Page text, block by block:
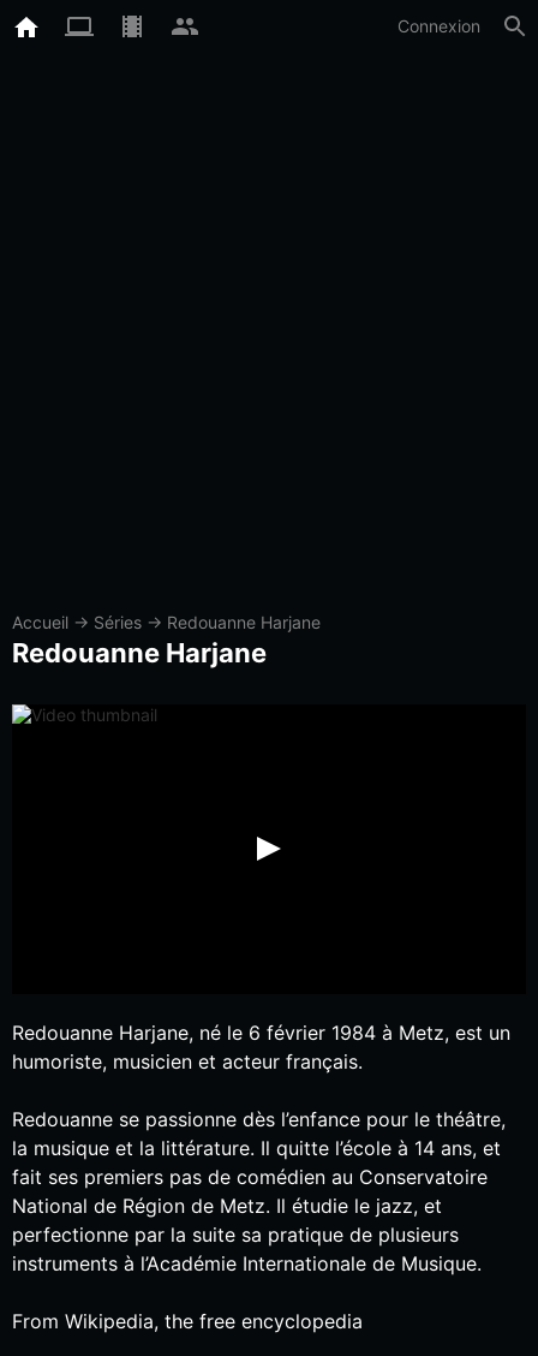
Connexion
Accueil → Séries → Redouanne Harjane
Redouanne Harjane
Redouanne Harjane, né le 6 février 1984 à Metz, est un
humoriste, musicien et acteur français.
Redouanne se passionne dès l’enfance pour le théâtre,
la musique et la littérature. Il quitte l’école à 14 ans, et
fait ses premiers pas de comédien au Conservatoire
National de Région de Metz. Il étudie le jazz, et
perfectionne par la suite sa pratique de plusieurs
instruments à l’Académie Internationale de Musique.
From Wikipedia, the free encyclopedia